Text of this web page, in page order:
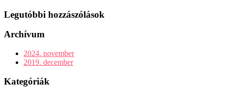
Legutóbbi hozzászólások
Archívum
2024. november
2019. december
Kategóriák